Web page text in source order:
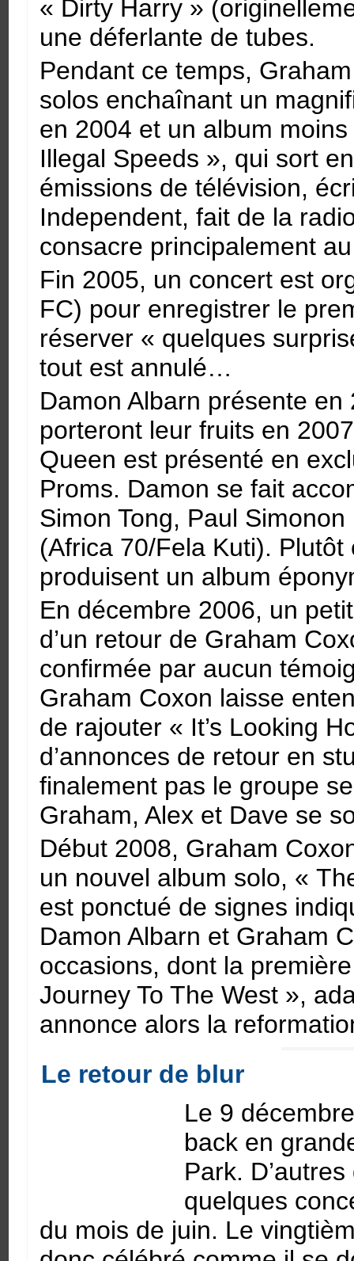
« Dirty Harry »
une déferlante de tubes.
Pendant ce temps,
solos enchaînant un
en 2004 et un album
Illegal Speeds », qui sort
émissions de télévision,
Independent, fait de la
consacre principalement
Fin 2005, un concert est
FC) pour enregistrer le
réserver « quelques
tout est annulé…
Damon Albarn présente
porteront leur fruits en
Queen est présenté en
Proms. Damon se fait
Simon Tong, Paul
(Africa 70/Fela Kuti).
produisent un album
En décembre 2006, un
d’un retour de Graham
confirmée par aucun
Graham Coxon laisse
de rajouter « It’s Looking
d’annonces de retour en
finalement pas le groupe
Graham, Alex et Dave se
Début 2008, Graham
un nouvel album solo, «
est ponctué de signes
Damon Albarn et Graham
occasions, dont la
Journey To The West »,
annonce alors la
Le retour de blur
Le 9
back en
Park.
quelques
du mois de juin. Le